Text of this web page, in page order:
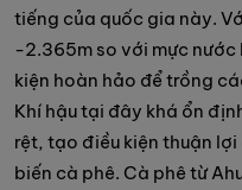
tiếng của quốc gia này.
-2.365m so với mực nước
kiện hoàn hảo để trồng
Khí hậu tại đây khá ổn
rệt, tạo điều kiện thuận
biến cà phê. Cà phê từ